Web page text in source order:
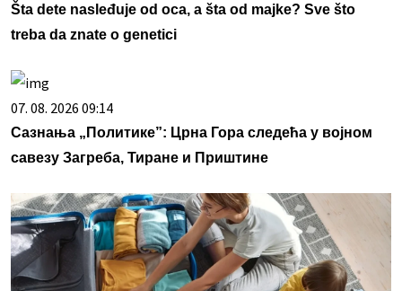
Šta dete nasleđuje od oca, a šta od majke? Sve što
treba da znate o genetici
07. 08. 2026 09:14
Сазнања „Политике”: Црна Гора следећа у војном
савезу Загреба, Тиране и Приштине